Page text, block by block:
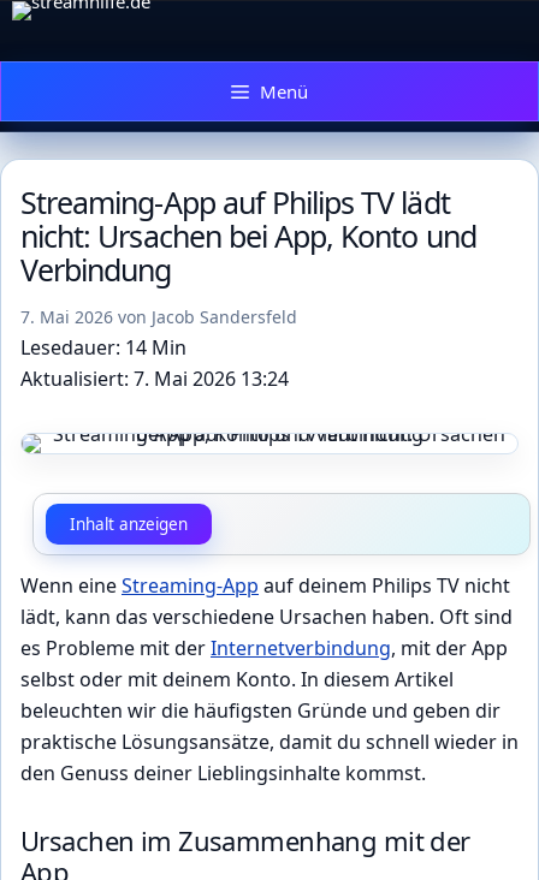
Zum
Menü
Streaming-App auf Philips TV lädt
nicht: Ursachen bei App, Konto und
Verbindung
7. Mai 2026 von Jacob Sandersfeld
Lesedauer: 14 Min
Aktualisiert: 7. Mai 2026 13:24
Inhalt anzeigen
Wenn eineStreaming-App auf deinem Philips TV nicht
lädt, kann das verschiedene Ursachen haben. Oft sind
es Probleme mit derInternetverbindung, mit der App
selbst oder mit deinem Konto. In diesem Artikel
beleuchten wir die häufigsten Gründe und geben dir
praktische Lösungsansätze, damit du schnell wieder in
den Genuss deiner Lieblingsinhalte kommst.
Ursachen im Zusammenhang mit der
App